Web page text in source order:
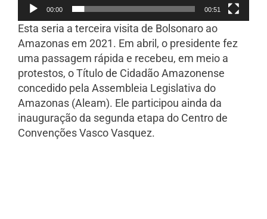
00:00 00:51
Esta seria a terceira visita de Bolsonaro ao
Amazonas em 2021. Em abril, o presidente fez
uma passagem rápida e recebeu, em meio a
protestos, o Título de Cidadão Amazonense
concedido pela Assembleia Legislativa do
Amazonas (Aleam). Ele participou ainda da
inauguração da segunda etapa do Centro de
Convenções Vasco Vasquez.